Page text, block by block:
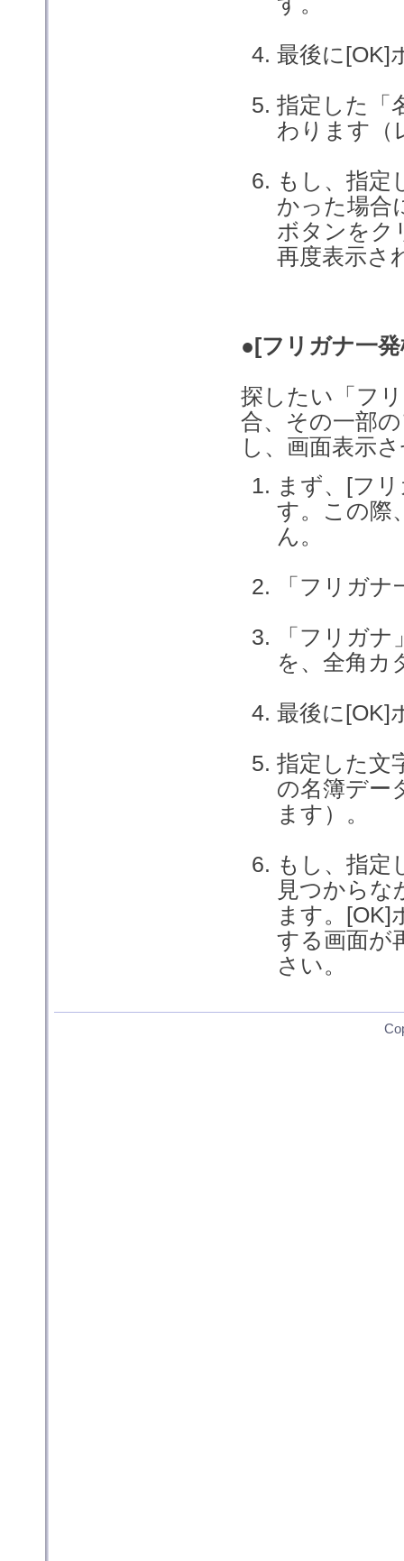
最後に[OK]
指定した「
わります（
もし、指定
かった場合
ボタンをク
再度表示さ
●[フリガナ一
探したい「フ
合、その一部
し、画面表示
まず、[フ
す。この際
ん。
「フリガ
「フリガ
を、全角カ
最後に[OK]
指定した文
の名簿デー
ます）。
もし、指定
見つからな
ます。[OK]
する画面が
さい。